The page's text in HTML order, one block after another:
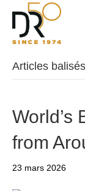
Articles
World’s
from
23 mars 2026